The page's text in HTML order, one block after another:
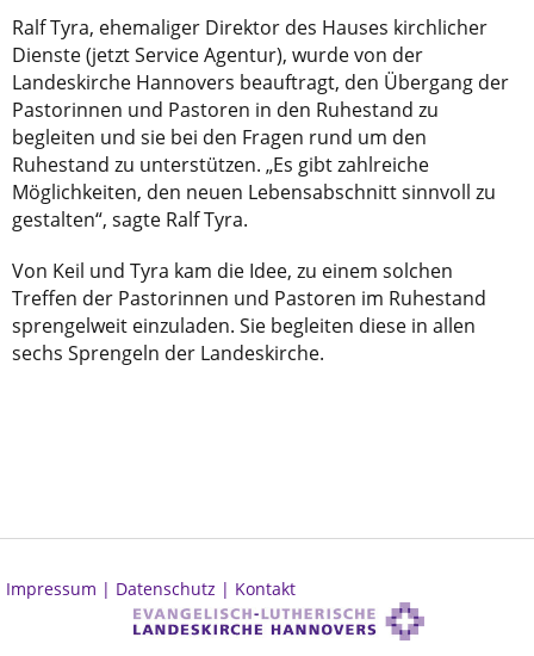
Ralf Tyra, ehemaliger Direktor des Hauses kirchlicher
Dienste (jetzt Service Agentur), wurde von der
Landeskirche Hannovers beauftragt, den Übergang der
Pastorinnen und Pastoren in den Ruhestand zu
begleiten und sie bei den Fragen rund um den
Ruhestand zu unterstützen. „Es gibt zahlreiche
Möglichkeiten, den neuen Lebensabschnitt sinnvoll zu
gestalten“, sagte Ralf Tyra.
Von Keil und Tyra kam die Idee, zu einem solchen
Treffen der Pastorinnen und Pastoren im Ruhestand
sprengelweit einzuladen. Sie begleiten diese in allen
sechs Sprengeln der Landeskirche.
Impressum | Datenschutz | Kontakt